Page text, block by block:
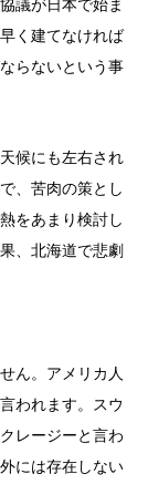
く建てなければ
らないという事
候にも左右され
、苦肉の策とし
をあまり検討し
、北海道で悲劇
ん。アメリカ人
われます。スウ
レージーと言わ
には存在しない